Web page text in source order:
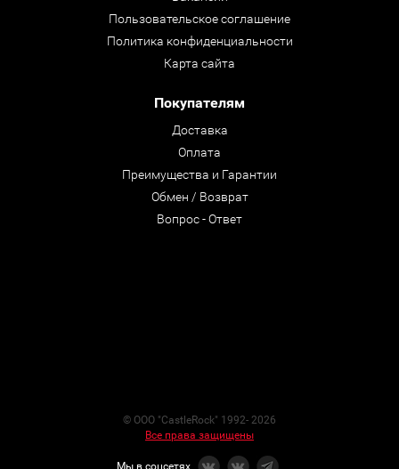
Пользовательское соглашение
Политика конфиденциальности
Карта сайта
Покупателям
Доставка
Оплата
Преимущества и Гарантии
Обмен / Возврат
Вопрос - Ответ
© ООО "CastleRock" 1992- 2026
Все права защищены
Мы в соцсетях